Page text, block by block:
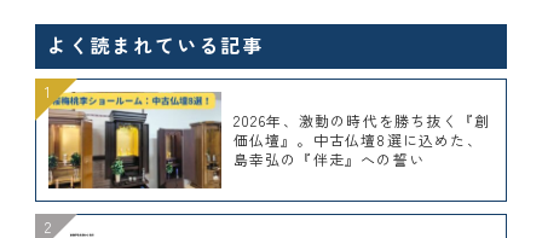
よく読まれている記事
2026年、激動の時代を勝ち抜く『創
価仏壇』。中古仏壇8選に込めた、
島幸弘の『伴走』への誓い